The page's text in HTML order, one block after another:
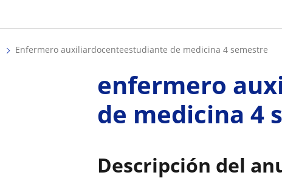
enfermero auxiliardocenteestudiante de medicina 4 semestre
enfermero
de medicina 4
Descripción del